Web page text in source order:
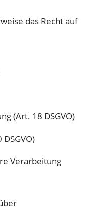
das Recht auf
(Art. 18 DSGVO)
Verarbeitung